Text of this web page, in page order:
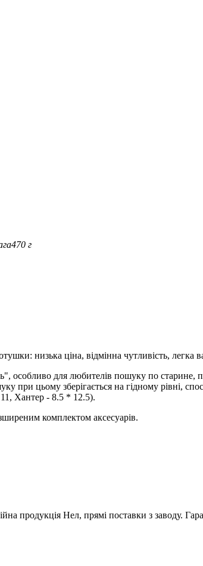
470 г
низька ціна, відмінна чутливість, легка
особливо для любителів пошуку по старине,
при цьому зберігається на гідному рівні,
Хантер - 8.5 * 12.5).
комплектом аксесуарів.
продукція Нел, прямі поставки з заводу.